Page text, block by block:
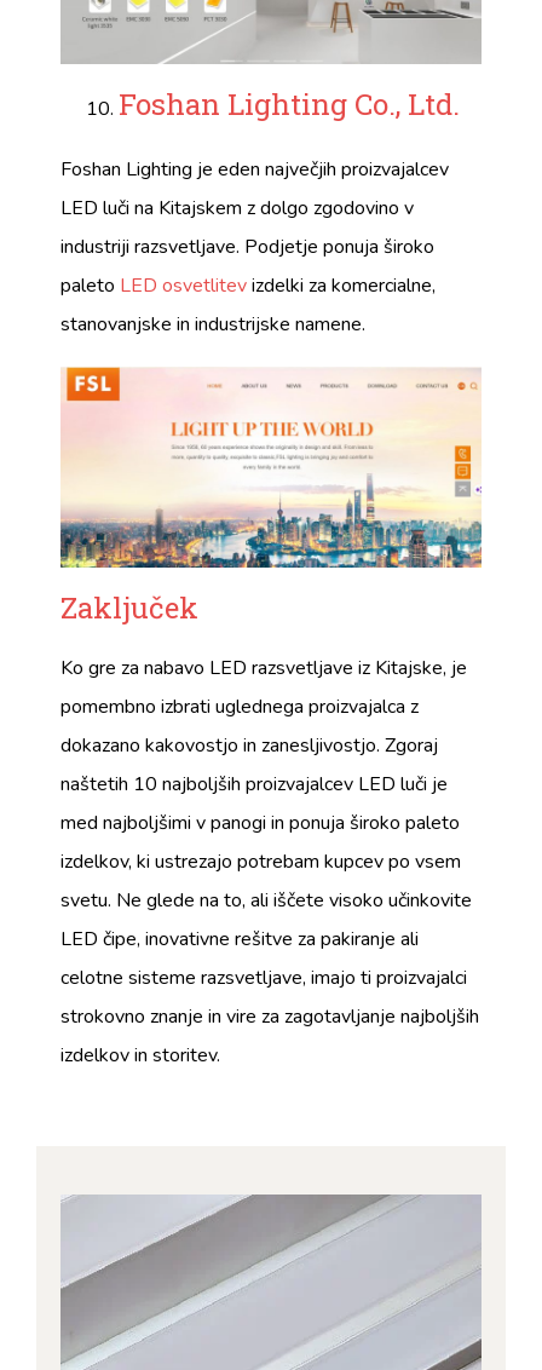
Foshan Lighting Co., Ltd.
Foshan Lighting je eden največjih proizvajalcev
LED luči na Kitajskem z dolgo zgodovino v
industriji razsvetljave. Podjetje ponuja široko
paleto LED osvetlitevizdelki za komercialne,
stanovanjske in industrijske namene.
Zaključek
Ko gre za nabavo LED razsvetljave iz Kitajske, je
pomembno izbrati uglednega proizvajalca z
dokazano kakovostjo in zanesljivostjo. Zgoraj
naštetih 10 najboljših proizvajalcev LED luči je
med najboljšimi v panogi in ponuja široko paleto
izdelkov, ki ustrezajo potrebam kupcev po vsem
svetu. Ne glede na to, ali iščete visoko učinkovite
LED čipe, inovativne rešitve za pakiranje ali
celotne sisteme razsvetljave, imajo ti proizvajalci
strokovno znanje in vire za zagotavljanje najboljših
izdelkov in storitev.